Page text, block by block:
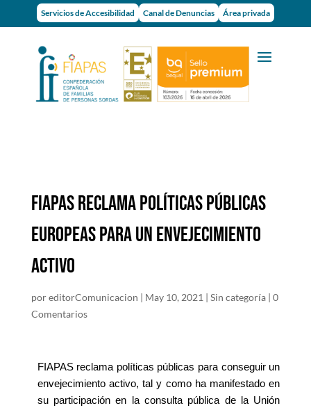
Servicios de Accesibilidad Canal de Denuncias Área privada
FIAPAS RECLAMA POLÍTICAS PÚBLICAS
EUROPEAS PARA UN ENVEJECIMIENTO
ACTIVO
poreditorComunicacion | May 10, 2021| Sin categoría| 0
Comentarios
FIAPAS reclama políticas públicas para conseguir un
envejecimiento activo, tal y como ha manifestado en
su participación en la consulta pública de la Unión